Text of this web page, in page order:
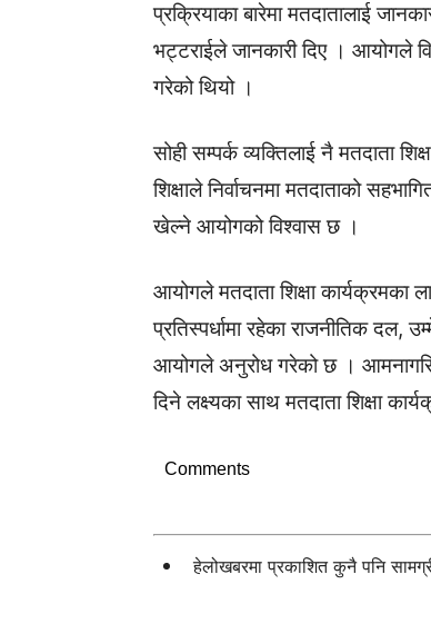
प्रक्रियाका बारेमा मतदातालाई
भट्टराईले जानकारी दिए । आयोगले
गरेको थियो ।
सोही सम्पर्क व्यक्तिलाई नै मतदाता
शिक्षाले निर्वाचनमा मतदाताको
खेल्ने आयोगको विश्वास छ ।
आयोगले मतदाता शिक्षा कार्यक्रमका
प्रतिस्पर्धामा रहेका राजनीतिक दल,
आयोगले अनुरोध गरेको छ ।
दिने लक्ष्यका साथ मतदाता शिक्षा
Comments
हेलोखबरमा प्रकाशित कुनै पनि